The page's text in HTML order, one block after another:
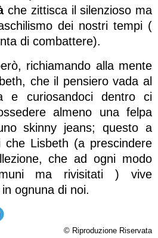
che zittisca il silenzioso ma
dei nostri tempi (
di combattere).
richiamando alla mente
che il pensiero vada al
e curiosandoci dentro ci
almeno una felpa
skinny jeans; questo a
che Lisbeth (a prescindere
che ad ogni modo
ma rivisitati ) vive
ognuna di noi.
© Riproduzione Riservata